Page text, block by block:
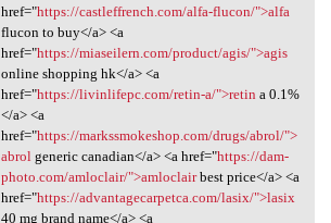
href="https://castleffrench.com/alfa-flucon/">alfa
flucon to buy</a> <a
href="https://miaseilern.com/product/agis/">agis
online shopping hk</a> <a
href="https://livinlifepc.com/retin-a/">retin a 0.1%
</a> <a
href="https://markssmokeshop.com/drugs/abrol/">
abrol generic canadian</a> <a href="https://dam-
photo.com/amloclair/">amloclairbest price</a> <a
href="https://advantagecarpetca.com/lasix/">lasix
40 mg brand name</a> <a